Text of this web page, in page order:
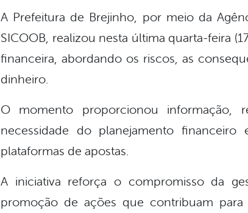
A Prefeitura de Brejinho, por meio da
SICOOB, realizou nesta última quarta-feira
financeira, abordando os riscos, as
dinheiro.
O momento proporcionou informação,
necessidade do planejamento
plataformas de apostas.
A iniciativa reforça o compromisso da
promoção de ações que contribuam